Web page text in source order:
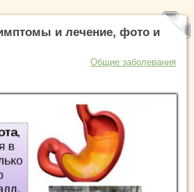
и лечение, фото и
Общие заболевания